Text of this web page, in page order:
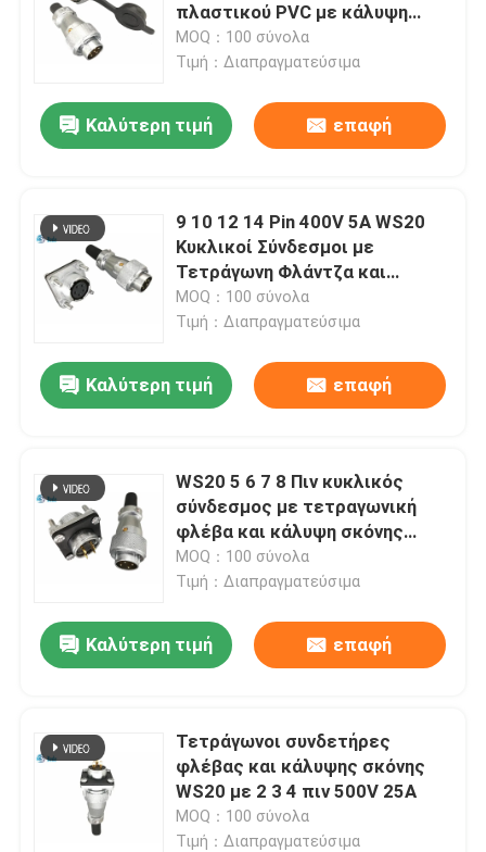
Σχετικά με εμάς
Έλεγχος ποιότητας
Επικοινωνήστε μαζί μας
Ειδήσεις
Μπλογκ
Συνδετήρας αεροπορίας GX
D Υποσυνδέσεις
Σύνδεσμος MIL-Spec
Καλώδιο AISG RET
βιομηχανική υποδοχή βουλωμάτων
πλαστικού PVC με κάλυψη
σκόνης
MOQ：100 σύνολα
Τιμή：Διαπραγματεύσιμα
Καλύτερη τιμή επαφή
9 10 12 14 Pin 400V 5A WS20
Κυκλικοί Σύνδεσμοι με
Τετράγωνη Φλάντζα και
Κάλυμμα Σκόνης
MOQ：100 σύνολα
Τιμή：Διαπραγματεύσιμα
Καλύτερη τιμή επαφή
WS20 5 6 7 8 Πιν κυκλικός
σύνδεσμος με τετραγωνική
φλέβα και κάλυψη σκόνης
500V 10A
MOQ：100 σύνολα
Τιμή：Διαπραγματεύσιμα
Καλύτερη τιμή επαφή
Τετράγωνοι συνδετήρες
φλέβας και κάλυψης σκόνης
WS20 με 2 3 4 πιν 500V 25A
MOQ：100 σύνολα
Τιμή：Διαπραγματεύσιμα